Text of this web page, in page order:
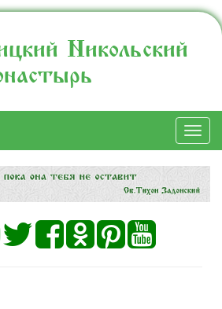
Никольский